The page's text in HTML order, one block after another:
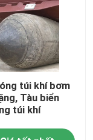
túi khí bơm
Tàu biển
túi khí